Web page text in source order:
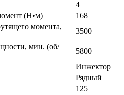
4
(Н•м)
168
момента,
3500
мин. (об/
5800
Инжектор
Рядный
125